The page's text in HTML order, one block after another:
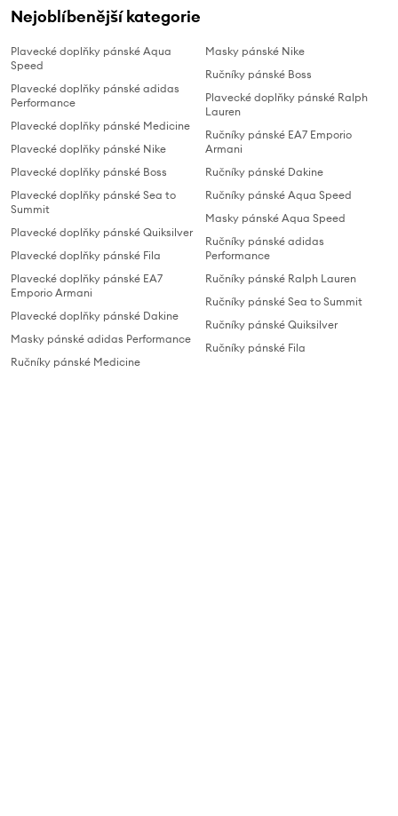
Nejoblíbenější kategorie
Plavecké doplňky pánské Aqua
Speed
Plavecké doplňky pánské adidas
Performance
Plavecké doplňky pánské Medicine
Plavecké doplňky pánské Nike
Plavecké doplňky pánské Boss
Plavecké doplňky pánské Sea to
Summit
Plavecké doplňky pánské Quiksilver
Plavecké doplňky pánské Fila
Plavecké doplňky pánské EA7
Emporio Armani
Plavecké doplňky pánské Dakine
Masky pánské adidas Performance
Ručníky pánské Medicine
Masky pánské Nike
Ručníky pánské Boss
Plavecké doplňky pánské Ralph
Lauren
Ručníky pánské EA7 Emporio
Armani
Ručníky pánské Dakine
Ručníky pánské Aqua Speed
Masky pánské Aqua Speed
Ručníky pánské adidas
Performance
Ručníky pánské Ralph Lauren
Ručníky pánské Sea to Summit
Ručníky pánské Quiksilver
Ručníky pánské Fila